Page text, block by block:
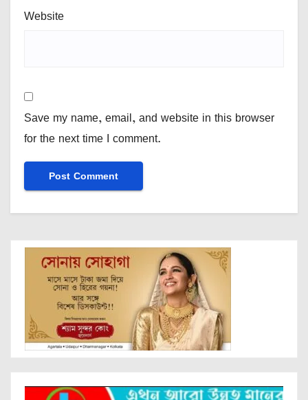
Website
Save my name, email, and website in this browser
for the next time I comment.